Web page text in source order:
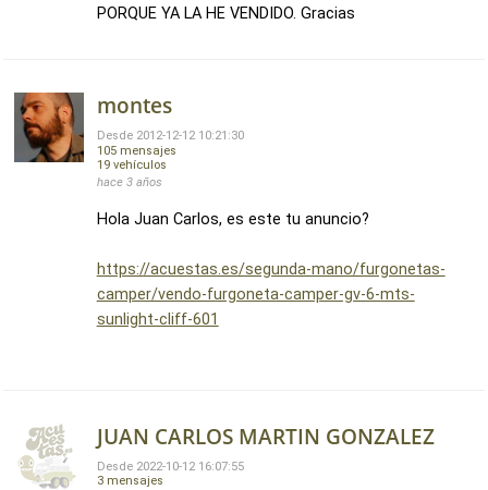
PORQUE YA LA HE VENDIDO. Gracias
montes
Desde 2012-12-12 10:21:30
105 mensajes
19 vehículos
hace 3 años
Hola Juan Carlos, es este tu anuncio?
https://acuestas.es/segunda-mano/furgonetas-
camper/vendo-furgoneta-camper-gv-6-mts-
sunlight-cliff-601
JUAN CARLOS MARTIN GONZALEZ
Desde 2022-10-12 16:07:55
3 mensajes